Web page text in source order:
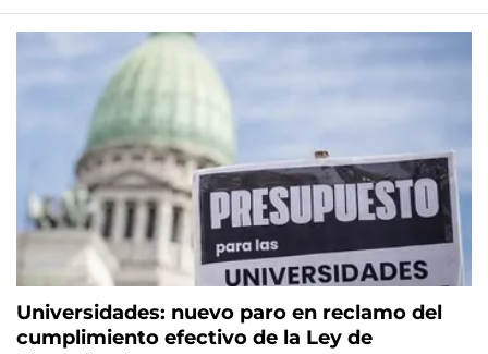
Universidades: nuevo paro en reclamo del
cumplimiento efectivo de la Ley de